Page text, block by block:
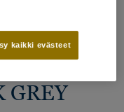
-
GREY
kaikki evästeet